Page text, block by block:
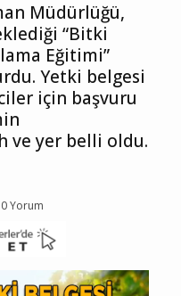
Müdürlüğü,
“Bitki
Eğitimi”
Yetki belgesi
için başvuru
ve yer belli oldu.
0 Yorum